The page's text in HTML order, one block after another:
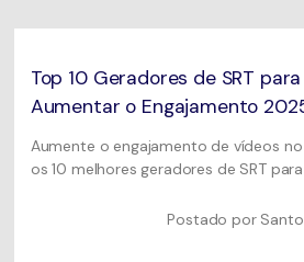
Vídeo/Áudio
de até 20% DESC.
Usuários de Filmes
Usuários de DVD
Todas as informações que você
Vídeo Tutorial
Assista ao tutorial em vídeo para
UniConverter.
Uma lista de todos os formatos,
Top 10 Geradores de SRT
Aumentar o Engajamento
Aumente o engajamento de vídeos
os 10 melhores geradores de SRT
UniConverter para adicionar
Postado por